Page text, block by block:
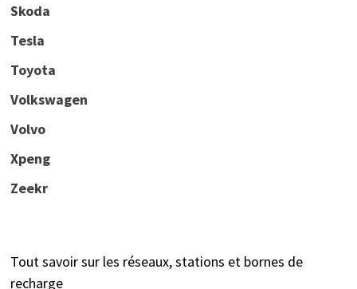
Skoda
Tesla
Toyota
Volkswagen
Volvo
Xpeng
Zeekr
Tout savoir sur les réseaux, stations et bornes de
recharge